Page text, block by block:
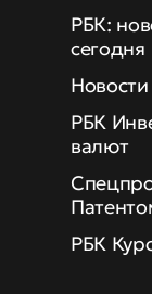
РБК:
сегодня
РБК
валют
РБК